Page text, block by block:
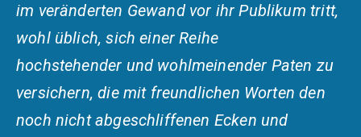
im veränderten Gewand vor ihr Publikum tritt,
wohl üblich, sich einer Reihe
hochstehender und wohlmeinender Paten zu
versichern, die mit freundlichen Worten den
noch nicht abgeschliffenen Ecken und